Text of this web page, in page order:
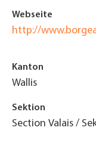
Webseite
http://
Kanton
Wallis
Sektion
Section Valais /